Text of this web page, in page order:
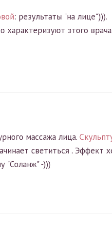
: результаты "на лице"))).
характеризуют этого
массажа лица.
светиться . Эффект
"Соланж" -)))